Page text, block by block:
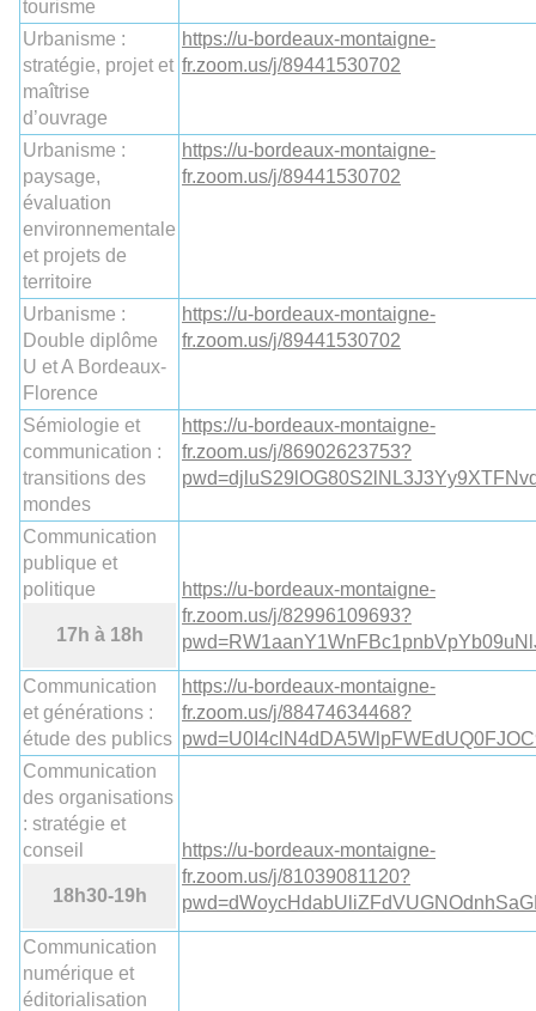
tourisme
Urbanisme :
stratégie, projet et
maîtrise
d’ouvrage
https://u-bordeaux-montaigne-
fr.zoom.us/j/89441530702
Urbanisme :
paysage,
évaluation
environnementale
et projets de
territoire
https://u-bordeaux-montaigne-
fr.zoom.us/j/89441530702
Urbanisme :
Double diplôme
U et A Bordeaux-
Florence
https://u-bordeaux-montaigne-
fr.zoom.us/j/89441530702
Sémiologie et
communication :
transitions des
mondes
https://u-bordeaux-montaigne-
fr.zoom.us/j/86902623753?
Communication
publique et
politique
17h à 18h
https://u-bordeaux-montaigne-
fr.zoom.us/j/82996109693?
Communication
et générations :
étude des publics
https://u-bordeaux-montaigne-
fr.zoom.us/j/88474634468?
Communication
des organisations
: stratégie et
conseil
18h30-19h
https://u-bordeaux-montaigne-
fr.zoom.us/j/81039081120?
Communication
numérique et
éditorialisation